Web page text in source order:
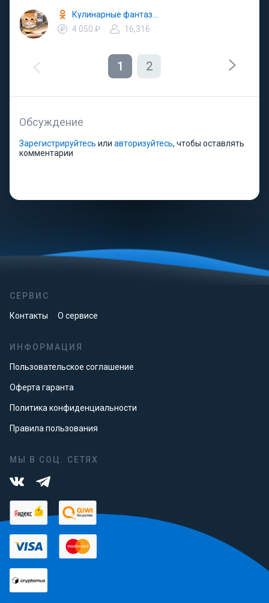
4 050 ₽
16,316
1 2
Обсуждение
Зарегистрируйтесь или авторизуйтесь, чтобы оставлять
комментарии
СЕРВИС
Контакты О сервисе
ИНФОРМАЦИЯ
Пользовательское соглашение
Оферта гаранта
Политика конфиденциальности
Правила пользования
МЫ В СОЦ. СЕТЯХ